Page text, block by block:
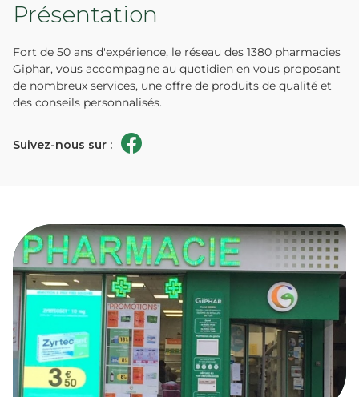
Présentation
Fort de 50 ans d'expérience, le réseau des 1380 pharmacies
Giphar, vous accompagne au quotidien en vous proposant
de nombreux services, une offre de produits de qualité et
des conseils personnalisés.
Suivez-nous sur :